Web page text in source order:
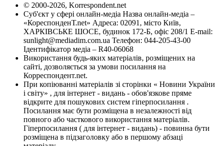
© 2000-2026, Korrespondent.net
Суб'єкт у сфері онлайн-медіа Назва онлайн-медіа –
«КореспонденТ.net» Адреса: 02091, місто Київ,
ХАРКІВСЬКЕ ШОСЕ, будинок 172-Б, офіс 208/1 E-mail:
sunlight@mediadim.com.ua Телефон: 044-205-43-00
Ідентифікатор медіа – R40-06068
Використання будь-яких матеріалів, розміщених на
сайті, дозволяється за умови посилання на
Корреспондент.net.
При копіюванні матеріалів зі сторінки « Новини України
і світу» , для інтернет - видань - обов'язкове пряме
відкрите для пошукових систем гіперпосилання .
Посилання має бути розміщена в незалежності від
повного або часткового використання матеріалів.
Гіперпосилання ( для інтернет - видань) - повинна бути
розміщена в підзаголовку або в першому абзаці